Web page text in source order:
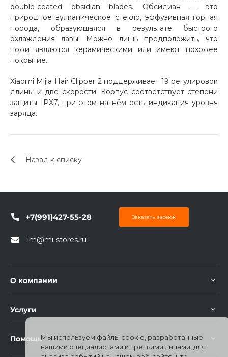
Получайте товар
выбранный способом
Оставшиеся75% будут
списываться
по25 %каждые 2 недели
25
раз в 2
Остались вопросы?
double-coated obsidian blades. Обсидиан — это
природное вулканическое стекло, эффузивная горная
порода, образующаяся в результате быстрого
охлаждения лавы. Можно лишь предположить, что
ножи являются керамическими или имеют похожее
покрытие.
Xiaomi Mijia Hair Clipper 2 поддерживает 19 регулировок
длины и две скорости. Корпус соответствует степени
защиты IPX7, при этом на нём есть индикация уровня
заряда.
Назад к списку
+7(991)427-55-28 Заказать звонок
im@mi-stores.ru
О компании
Услуги
ПомощьМы используем файлы cookie, разработанные
нашими специалистами и третьими лицами, для